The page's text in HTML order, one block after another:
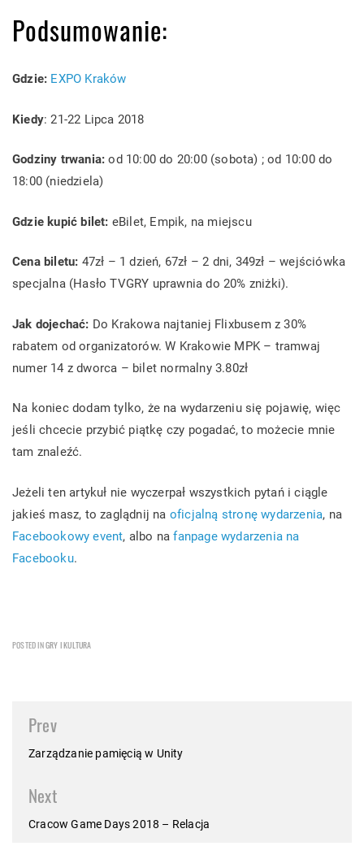
Podsumowanie:
Gdzie: EXPO Kraków
Kiedy: 21-22 Lipca 2018
Godziny trwania: od 10:00 do 20:00 (sobota) ; od 10:00 do
18:00 (niedziela)
Gdzie kupić bilet: eBilet, Empik, na miejscu
Cena biletu: 47zł – 1 dzień, 67zł – 2 dni, 349zł – wejściówka
specjalna (Hasło TVGRY uprawnia do 20% zniżki).
Jak dojechać: Do Krakowa najtaniej Flixbusem z 30%
rabatem od organizatorów. W Krakowie MPK – tramwaj
numer 14 z dworca – bilet normalny 3.80zł
Na koniec dodam tylko, że na wydarzeniu się pojawię, więc
jeśli chcecie przybić piątkę czy pogadać, to możecie mnie
tam znaleźć.
Jeżeli ten artykuł nie wyczerpał wszystkich pytań i ciągle
jakieś masz, to zaglądnij na oficjalną stronę wydarzenia, na
Facebookowy event, albo nafanpage wydarzenia na
Facebooku.
POSTED INGRY I KULTURA
Post
navigation
Prev
Zarządzanie pamięcią w Unity
Next
Cracow Game Days 2018 – Relacja